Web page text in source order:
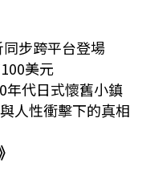
步跨平台登場
美元
年代日式懷舊小鎮
人性衝擊下的真相